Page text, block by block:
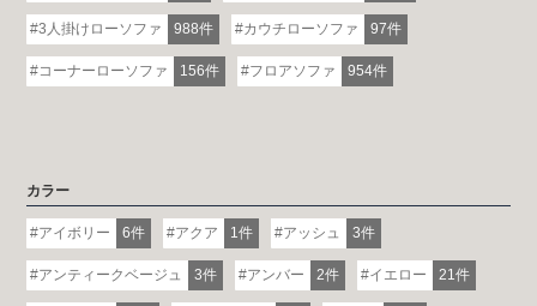
3人掛けローソファ 988件 カウチローソファ 97件
コーナーローソファ 156件 フロアソファ 954件
カラー
アイボリー 6件 アクア 1件 アッシュ 3件
アンティークベージュ 3件 アンバー 2件 イエロー 21件